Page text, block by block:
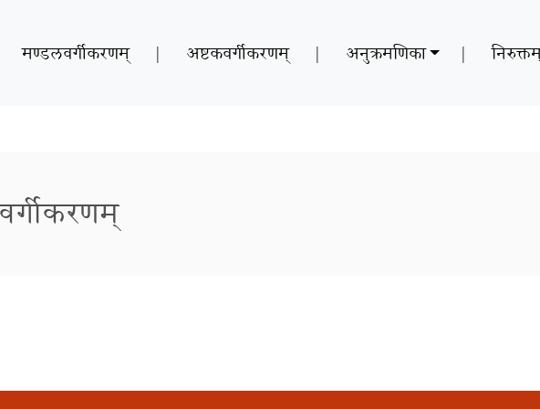
मण्डलवर्गीकरणम् | अष्टकवर्गीकरणम् | अनुक्रमणिका |